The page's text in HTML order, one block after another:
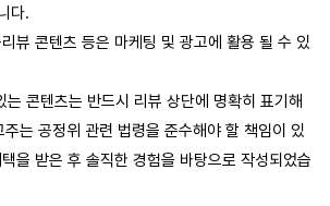
다.
뷰 콘텐츠 등은 마케팅 및 광고에 활용 될 수 있
는 콘텐츠는 반드시 리뷰 상단에 명확히 표기해
는 공정위 관련 법령을 준수해야 할 책임이 있
을 받은 후 솔직한 경험을 바탕으로 작성되었습